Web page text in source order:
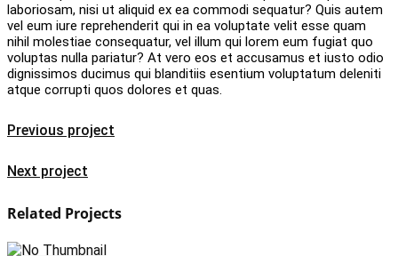
laboriosam, nisi ut aliquid ex ea commodi sequatur? Quis autem
vel eum iure reprehenderit qui in ea voluptate velit esse quam
nihil molestiae consequatur, vel illum qui lorem eum fugiat quo
voluptas nulla pariatur? At vero eos et accusamus et iusto odio
dignissimos ducimus qui blanditiis esentium voluptatum deleniti
atque corrupti quos dolores et quas.
Previous project
Next project
Related Projects